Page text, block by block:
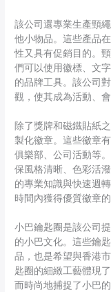
該公司還專業生產頸
他小物品。這些產品
性又具有促銷目的。
們可以使用徽標、文
的品牌工具。該公司
觀，使其成為活動、
除了獎牌和磁鐵貼紙
製化徽章。這些徽章
俱樂部、公司活動等
保風格清晰、色彩活
的專業知識與快速週
時間內獲得優質徽章
小巴鑰匙圈是該公司
的小巴文化。這些鑰
品，也是希望與香港
匙圈的細緻工藝體現
而時尚地捕捉了小巴